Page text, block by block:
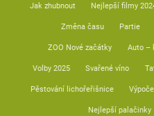
Jak zhubnout Nejlepší filmy
Změna času Partie
ZOO Nové začátky Auto –
Volby 2025 Svařené víno
Pěstování lichořeřišnice
Nejlepší palačinky